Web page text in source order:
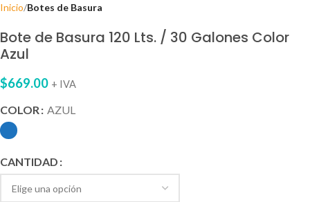
Inicio Botes de Basura
Bote de Basura 120 Lts. / 30 Galones Color
Azul
$669.00 + IVA
COLOR AZUL
CANTIDAD